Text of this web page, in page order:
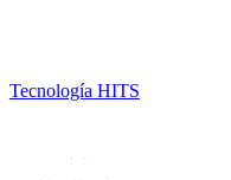
Tecnología HITS